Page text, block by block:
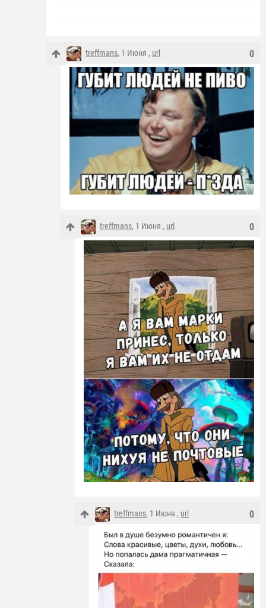
0
treffmans, 1 Июня , url
0
treffmans, 1 Июня , url
0
treffmans, 1 Июня , url